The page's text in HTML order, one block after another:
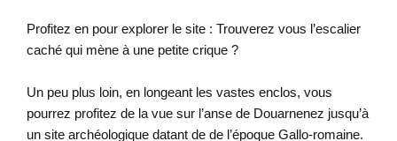
Profitez en pour explorer le site : Trouverez vous l’escalier
caché qui mène à une petite crique ?
Un peu plus loin, en longeant les vastes enclos, vous
pourrez profitez de la vue sur l’anse de Douarnenez jusqu’à
un site archéologique datant de de l’époque Gallo-romaine.